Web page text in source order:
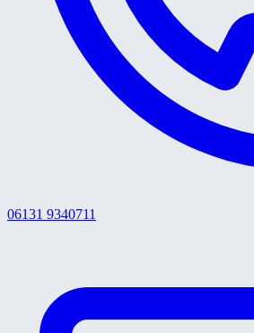
06131 9340711